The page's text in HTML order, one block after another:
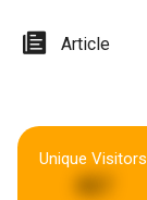
Article
Unique Visitors
467